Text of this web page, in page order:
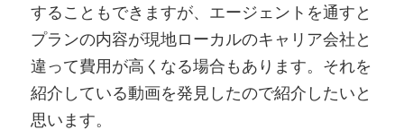
することもできますが、エージェントを通すと
プランの内容が現地ローカルのキャリア会社と
違って費用が高くなる場合もあります。それを
紹介している動画を発見したので紹介したいと
思います。